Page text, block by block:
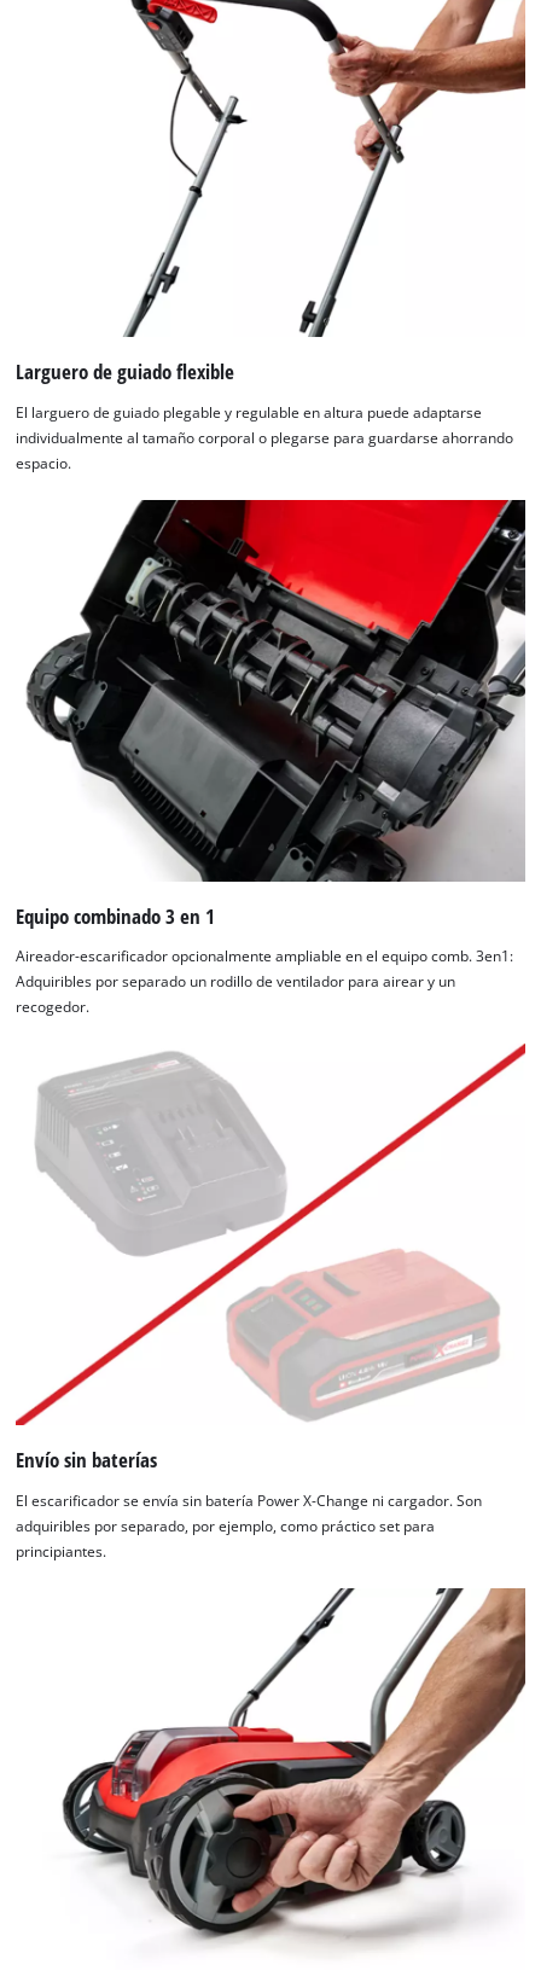
Larguero de guiado flexible
El larguero de guiado plegable y regulable en altura puede adaptarse
individualmente al tamaño corporal o plegarse para guardarse ahorrando
espacio.
Equipo combinado 3 en 1
Aireador-escarificador opcionalmente ampliable en el equipo comb. 3en1:
Adquiribles por separado un rodillo de ventilador para airear y un
recogedor.
Envío sin baterías
El escarificador se envía sin batería Power X-Change ni cargador. Son
adquiribles por separado, por ejemplo, como práctico set para
principiantes.